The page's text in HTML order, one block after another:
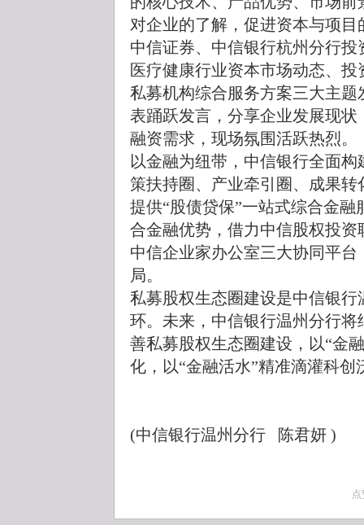
对企业的了解，促进资本与项目
中信证券、中信银行杭州分行
医疗健康行业资本市场动态、
私募机构综合服务方案三大主
表踊跃发言，分享企业发展现
融资需求，现场氛围活跃热烈。
以金融为纽带，中信银行全面
策扶持圈、产业牵引圈、成果
提供“股债贷保”一站式综合金
合金融优势，借力中信股权投
中信企业家办公室三大协同平
局。
私募股权生态圈建设是中信银
环。未来，中信银行温州分行
善私募股权生态圈建设，以“金
化，以“金融活水”精准滴灌科创
(中信银行温州分行 陈君妍 )
点